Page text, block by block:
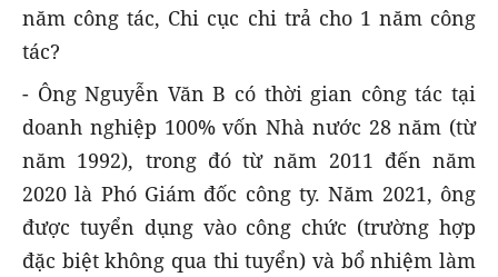
năm công tác, Chi cục chi trả cho 1 năm công
tác?
- Ông Nguyễn Văn B có thời gian công tác tại
doanh nghiệp 100% vốn Nhà nước 28 năm (từ
năm 1992), trong đó từ năm 2011 đến năm
2020 là Phó Giám đốc công ty. Năm 2021, ông
được tuyển dụng vào công chức (trường hợp
đặc biệt không qua thi tuyển) và bổ nhiệm làm